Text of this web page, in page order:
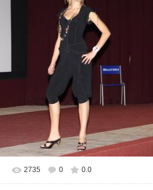
В реальном размере 800x533
2735 0 0.0